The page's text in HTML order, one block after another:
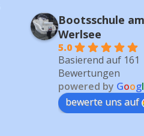
Bootsschule am
Werlsee
5.0
Basierend auf 161
Bewertungen
powered by Googl
bewerte uns auf
Torsten
letzten Monat
In der Ruhe liegt
Worte, an die ich
ersten Trip mit
gut erinnerte.
optimal auf den SBF